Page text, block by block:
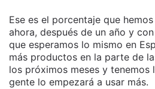
Ese es el porcentaje que
ahora, después de un año y
que esperamos lo mismo en
más productos en la parte de
los próximos meses y tenemos
gente lo empezará a usar más.